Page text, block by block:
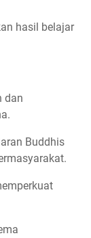
hasil belajar
dan
Buddhis